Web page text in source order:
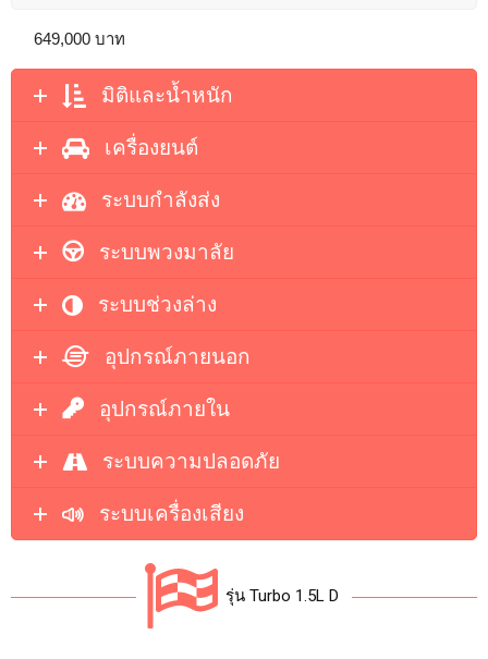
649,000 บาท
มิติและน้ำหนัก
เครื่องยนต์
ระบบกำลังส่ง
ระบบพวงมาลัย
ระบบช่วงล่าง
อุปกรณ์ภายนอก
อุปกรณ์ภายใน
ระบบความปลอดภัย
ระบบเครื่องเสียง
รุ่น Turbo 1.5L D